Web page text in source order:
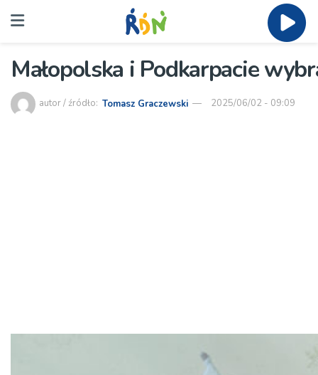
Małopolska i Podkarpacie
autor / źródło: Tomasz Graczewski 2025/06/02 - 09:09